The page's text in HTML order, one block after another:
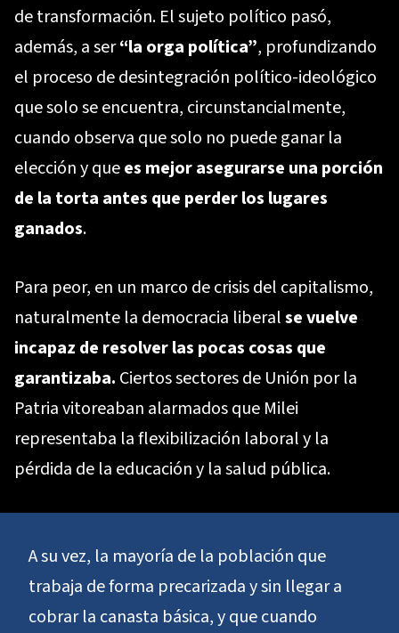
de transformación. El sujeto político pasó,
además, a ser“la orga política”, profundizando
el proceso de desintegración político-ideológico
que solo se encuentra, circunstancialmente,
cuando observa que solo no puede ganar la
elección y quees mejor asegurarse una porción
de la torta antes que perder los lugares
ganados.
Para peor, en un marco de crisis del capitalismo,
naturalmente la democracia liberalse vuelve
incapaz de resolver las pocas cosas que
garantizaba. Ciertos sectores de Unión por la
Patria vitoreaban alarmados que Milei
representaba la flexibilización laboral y la
pérdida de la educación y la salud pública.
A su vez, la mayoría de la población que
trabaja de forma precarizada y sin llegar a
cobrar la canasta básica, y que cuando